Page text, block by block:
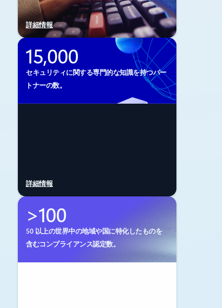
詳細情報
15,000
セキュリティに関する専門的な知識を持つパー
トナーの数。
詳細情報
>100
50 以上の世界中の地域や国に特化したものを
含むコンプライアンス認定数。